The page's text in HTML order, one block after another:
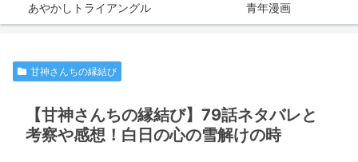
あやかしトライアングル 青年漫画
甘神さんちの縁結び
【甘神さんちの縁結び】79話ネタバレと
考察や感想！白日の心の雪解けの時